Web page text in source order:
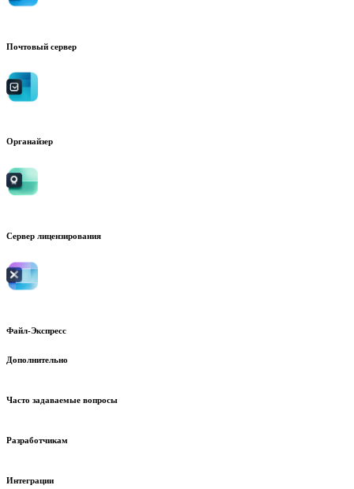
Почтовый сервер
Органайзер
Сервер лицензирования
Файл-Экспресс
Дополнительно
Часто задаваемые вопросы
Разработчикам
Интеграции